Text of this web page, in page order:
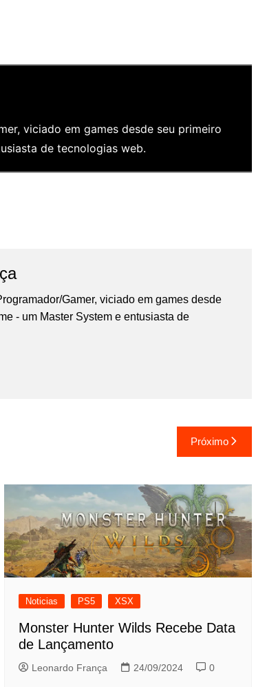
viciado em games desde seu primeiro
de tecnologias web.
Gamer, viciado em games desde
- um Master System e entusiasta de
Próximo
Noticias PS5 XSX
Monster Hunter Wilds Recebe Data
de Lançamento
Leonardo França 24/09/2024 0